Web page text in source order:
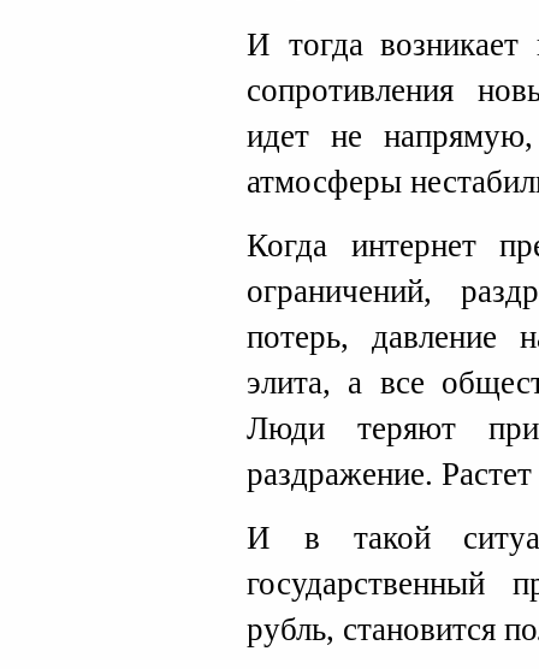
И тогда
сопротивления
идет не
атмосферы
Когда интернет
ограничений,
потерь, давление
элита, а все
Люди теряют
раздражение.
И в такой
государственный
рубль, становится